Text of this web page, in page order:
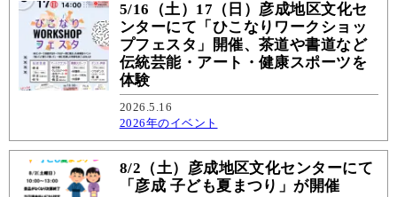
5/16（土）17（日）彦成地区文化セ
ンターにて「ひこなりワークショッ
プフェスタ」開催、茶道や書道など
伝統芸能・アート・健康スポーツを
体験
2026.5.16
2026年のイベント
8/2（土）彦成地区文化センターにて
「彦成 子ども夏まつり」が開催